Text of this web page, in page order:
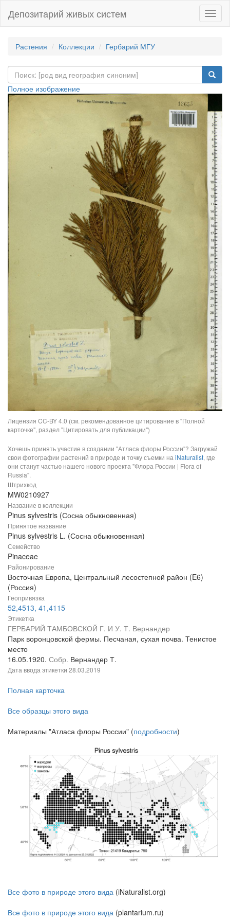
Депозитарий живых систем
Растения Коллекции Гербарий МГУ
Полное изображение
Лицензия CC-BY 4.0 (см. рекомендованное цитирование в "Полной
карточке", раздел "Цитировать для публикации")
Хочешь принять участие в создании "Атласа флоры России"? Загружай
свои фотографии растений в природе и точку съемки на iNaturalist, где
они станут частью нашего нового проекта "Флора России | Flora of
Russia".
Штрихкод
MW0210927
Название в коллекции
Pinus sylvestris (Сосна обыкновенная)
Принятое название
Pinus sylvestris L. (Сосна обыкновенная)
Семейство
Pinaceae
Районирование
Восточная Европа, Центральный лесостепной район (E6)
(Россия)
Геопривязка
52,4513, 41,4115
Этикетка
ГЕРБАРИЙ ТАМБОВСКОЙ Г. И У. Т. Вернандер
Парк воронцовской фермы. Песчаная, сухая почва. Тенистое
место
16.05.1920. Собр. Вернандер Т.
Дата ввода этикетки 28.03.2019
Полная карточка
Все образцы этого вида
Материалы "Атласа флоры России" (подробности)
Все фото в природе этого вида (iNaturalist.org)
Все фото в природе этого вида (plantarium.ru)